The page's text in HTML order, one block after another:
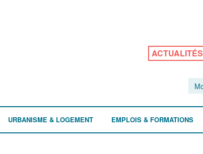
ACTUALITÉS
URBANISME & LOGEMENT EMPLOIS & FORMATIONS